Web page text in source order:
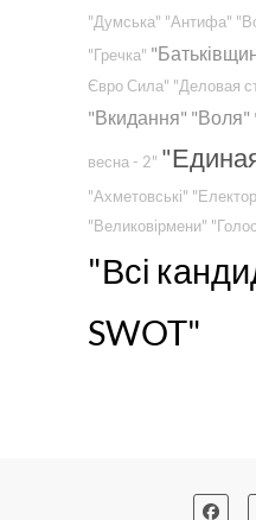
"Думська" "Антифа"
"Гречка"
Євро Сила" "Деловая
"Вкидання" "Воля"
весна - 2"
"Ахметовські"
"Великовірмени"
"Всі
SWOT"